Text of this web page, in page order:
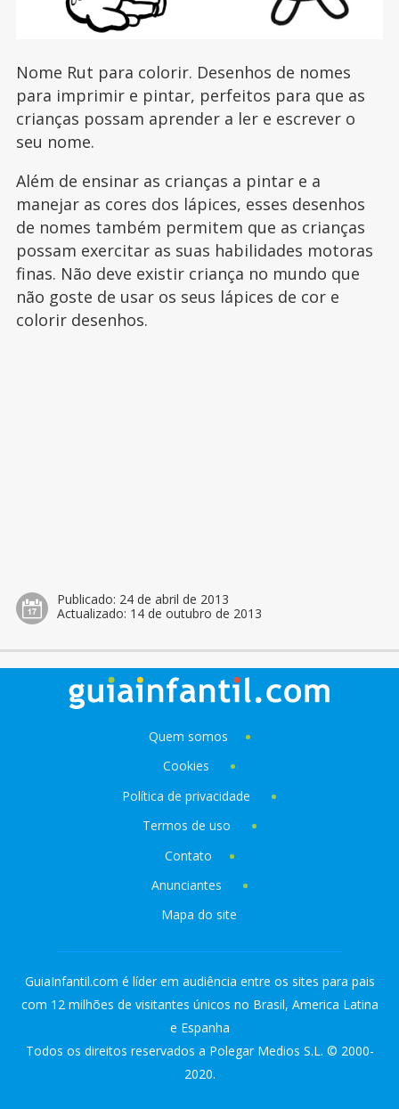
Nome Rut para colorir. Desenhos de nomes
para imprimir e pintar, perfeitos para que as
crianças possam aprender a ler e escrever o
seu nome.
Além de ensinar as crianças a pintar e a
manejar as cores dos lápices, esses desenhos
de nomes também permitem que as crianças
possam exercitar as suas habilidades motoras
finas. Não deve existir criança no mundo que
não goste de usar os seus lápices de cor e
colorir desenhos.
Publicado: 24 de abril de 2013
Actualizado: 14 de outubro de 2013
Quem somos
Cookies
Política de privacidade
Termos de uso
Contato
Anunciantes
Mapa do site
GuiaInfantil.com é líder em audiência entre os sites para pais
com 12 milhões de visitantes únicos no Brasil, America Latina
e Espanha
Todos os direitos reservados a Polegar Medios S.L. © 2000-
2020.